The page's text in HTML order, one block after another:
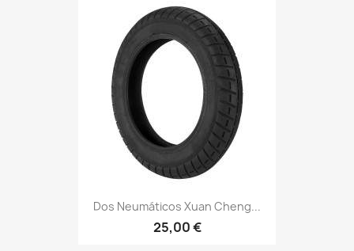
Dos Neumáticos Xuan Cheng...
25,00 €